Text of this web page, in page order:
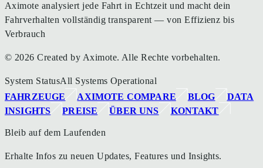
Aximote analysiert jede Fahrt in Echtzeit und macht dein
Fahrverhalten vollständig transparent — von Effizienz bis
Verbrauch
© 2026 Created by Aximote. Alle Rechte vorbehalten.
System StatusAll Systems Operational
FAHRZEUGE
AXIMOTE COMPARE BLOG
DATA
INSIGHTS
PREISE ÜBER UNS KONTAKT
Bleib auf dem Laufenden
Erhalte Infos zu neuen Updates, Features und Insights.